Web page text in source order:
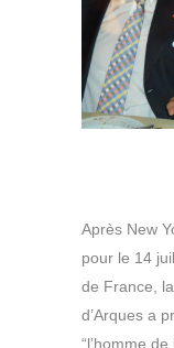
Après New
pour le 14
de France,
d’Arques a
“l’homme